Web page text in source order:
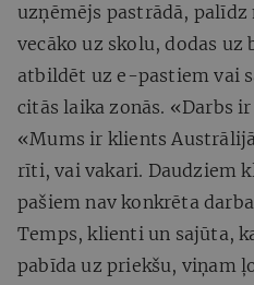
uzņēmējs pastrādā, palīdz
vecāko uz skolu, dodas
atbildēt uz e-pastiem vai
citās laika zonās. «Darbs
«Mums ir klients
rīti, vai vakari. Daudziem
pašiem nav konkrēta
Temps, klienti un sajūta,
pabīda uz priekšu, viņam